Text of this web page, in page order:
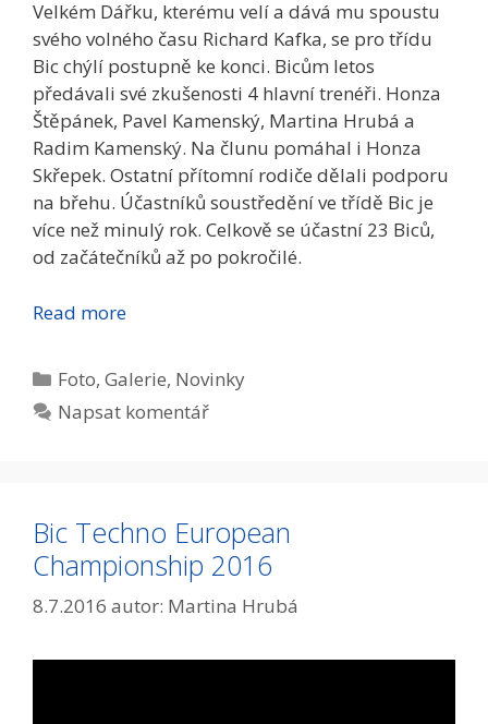
Velkém Dářku, kterému velí a dává mu spoustu
svého volného času Richard Kafka, se pro třídu
Bic chýlí postupně ke konci. Bicům letos
předávali své zkušenosti 4 hlavní trenéři. Honza
Štěpánek, Pavel Kamenský, Martina Hrubá a
Radim Kamenský. Na člunu pomáhal i Honza
Skřepek. Ostatní přítomní rodiče dělali podporu
na břehu. Účastníků soustředění ve třídě Bic je
více než minulý rok. Celkově se účastní 23 Biců,
od začátečníků až po pokročilé.
Read more
Rubriky
Foto,Galerie, Novinky
Napsat komentář
Bic Techno European
Championship 2016
8.7.2016 autor: Martina Hrubá